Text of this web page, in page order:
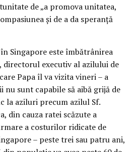
de „a promova unitatea,
și de a da speranță
Singapore este îmbătrânirea
directorul executiv al azilului de
Papa îl va vizita vineri – a
sunt capabile să aibă grijă de
la aziluri precum azilul Sf.
din cauza ratei scăzute a
a costurilor ridicate de
– peste trei sau patru ani,